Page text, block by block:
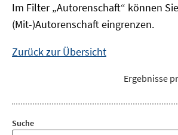
Im Filter „Autorenschaft“ können
(Mit-)Autorenschaft eingrenzen.
Zurück zur Übersicht
Ergebnisse
Suche